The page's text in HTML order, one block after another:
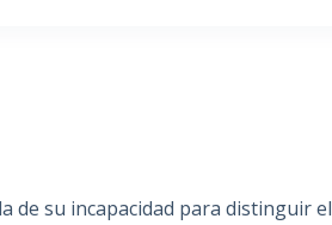
de su incapacidad para distinguir el